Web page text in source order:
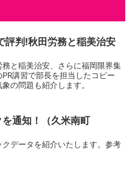
評判!秋田労務と稲美治安
と稲美治安、さらに福岡限界集
講習で部長を担当したコピー
の問題も紹介します。
通知！（久米南町
データを紹介いたします。参考